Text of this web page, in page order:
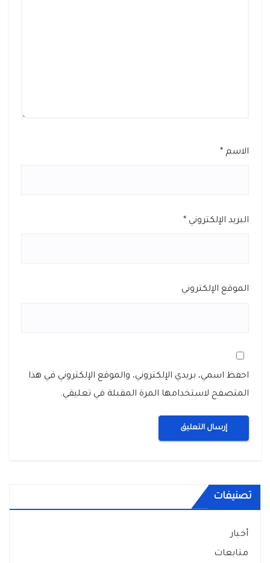
الاسم *
البريد الإلكتروني *
الموقع الإلكتروني
احفظ اسمي، بريدي الإلكتروني، والموقع الإلكتروني في هذا
المتصفح لاستخدامها المرة المقبلة في تعليقي.
تصنيفات
أخبار
متابعات